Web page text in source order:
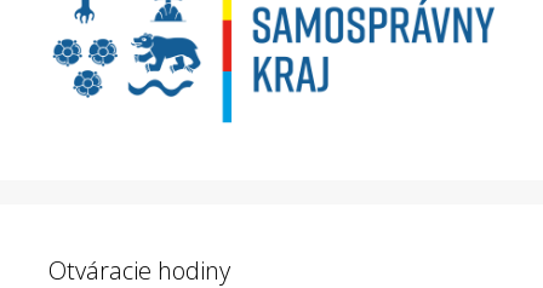
Otváracie hodiny